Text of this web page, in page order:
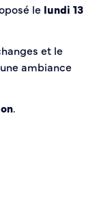
le lundi 13
et le
ambiance
.